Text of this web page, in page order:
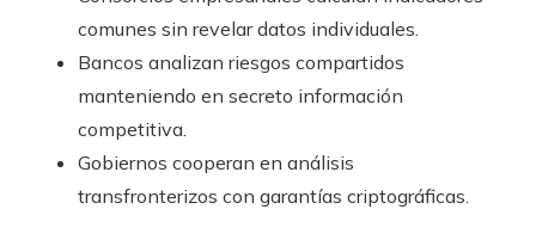
comunes sin revelar datos individuales.
Bancos analizan riesgos compartidos
manteniendo en secreto información
competitiva.
Gobiernos cooperan en análisis
transfronterizos con garantías criptográficas.